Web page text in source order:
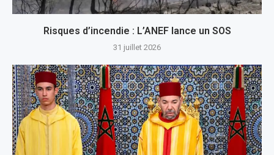
Risques d’incendie : L’ANEF lance un SOS
31 juillet 2026